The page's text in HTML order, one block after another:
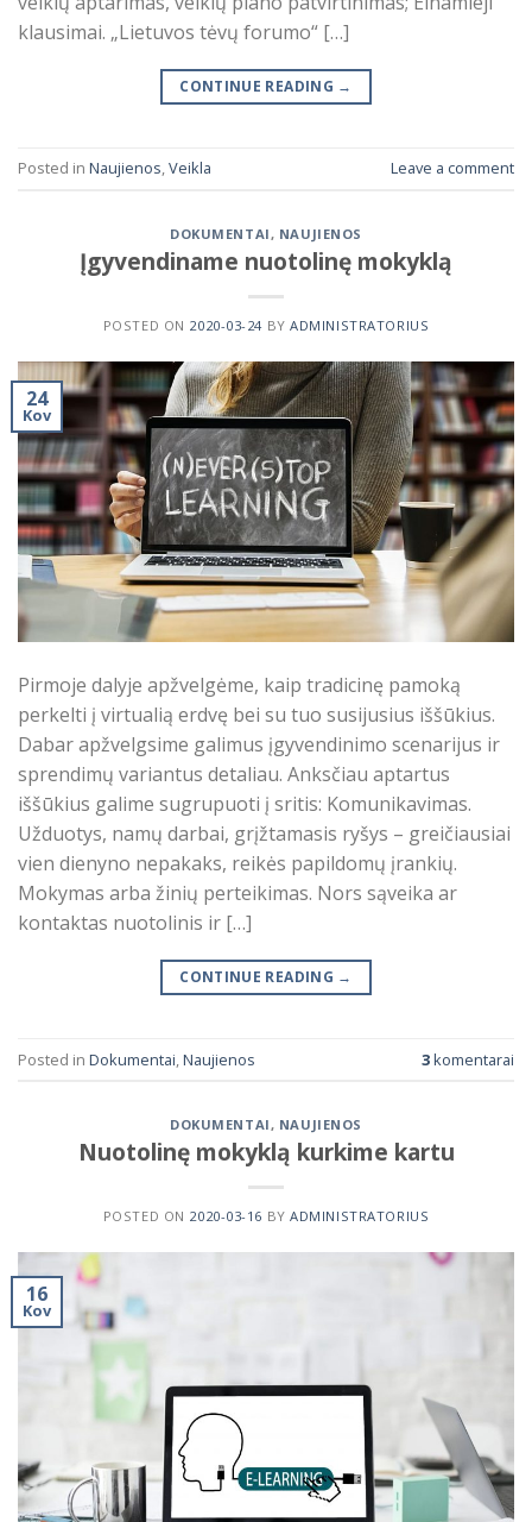
klausimai. „Lietuvos tėvų forumo“ […]
CONTINUE READING →
Posted in Naujienos,Veikla Leave a comment
DOKUMENTAI, NAUJIENOS
Įgyvendiname nuotolinę mokyklą
POSTED ON 2020-03-24 BYADMINISTRATORIUS
24
Kov
Pirmoje dalyje apžvelgėme, kaip tradicinę pamoką
perkelti į virtualią erdvę bei su tuo susijusius iššūkius.
Dabar apžvelgsime galimus įgyvendinimo scenarijus ir
sprendimų variantus detaliau. Anksčiau aptartus
iššūkius galime sugrupuoti į sritis: Komunikavimas.
Užduotys, namų darbai, grįžtamasis ryšys – greičiausiai
vien dienyno nepakaks, reikės papildomų įrankių.
Mokymas arba žinių perteikimas. Nors sąveika ar
kontaktas nuotolinis ir […]
CONTINUE READING →
Posted in Dokumentai,Naujienos 3komentarai
DOKUMENTAI, NAUJIENOS
Nuotolinę mokyklą kurkime kartu
POSTED ON 2020-03-16 BYADMINISTRATORIUS
16
Kov